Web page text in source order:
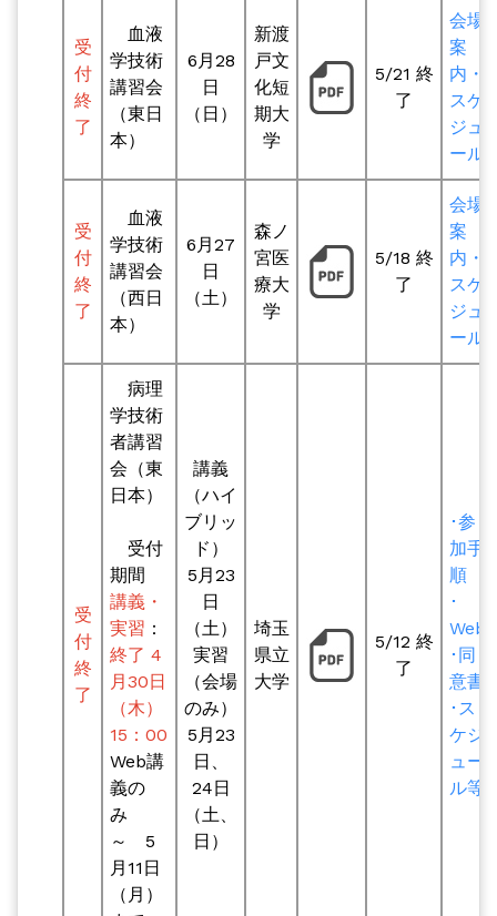
受
付
終
了
血液
学技術
講習会
（東日
本）
6月28
日
（日）
新渡
戸文
化短
期大
学
5/21 終
了
会場
案
内・
スケ
ジュ
ール
受
付
終
了
血液
学技術
講習会
（西日
本）
6月27
日
（土）
森ノ
宮医
療大
学
5/18 終
了
会場
案
内・
スケ
ジュ
ール
受
付
終
了
病理
学技術
者講習
会（東
日本）
受付
期間
講義・
実習 ：
終了 4
月30日
（木）
15：00
Web講
義の
み
～ 5
月11日
（月）
講義
（ハイ
ブリッ
ド）
5月23
日
（土）
実習
（会場
のみ）
5月23
日、
24日
（土、
日）
埼玉
県立
大学
5/12 終
了
･参
加手
順
･
Web
･同
意書
･ス
ケジ
ュー
ル等